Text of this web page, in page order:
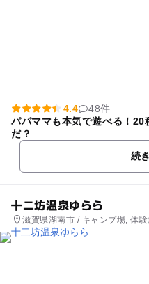
4.4
48件
パパママも本気で遊べる！
だ？
続
十二坊温泉ゆらら
滋賀県湖南市 / キャンプ場, 体